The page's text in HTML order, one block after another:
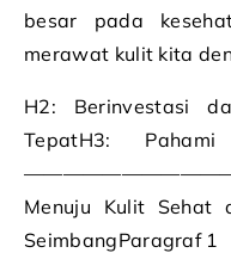
besar pada
merawat kulit kita
H2: Berinvestasi
TepatH3:
Menuju Kulit Sehat
SeimbangParagraf 1